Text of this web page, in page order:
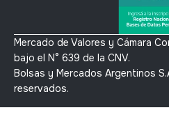
Mercado de Valores y Cámara
bajo el N° 639 de la CNV.
Bolsas y Mercados Argentinos
reservados.